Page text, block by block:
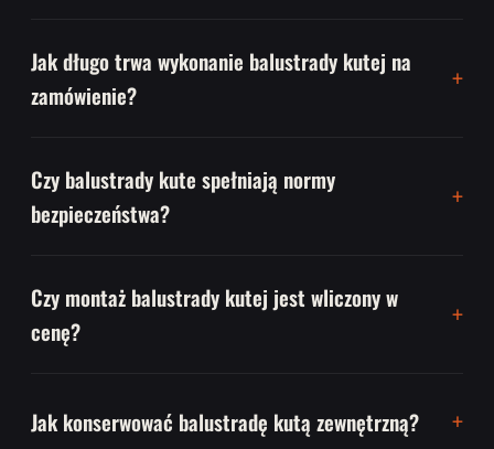
Jak długo trwa wykonanie balustrady kutej na
zamówienie?
Czy balustrady kute spełniają normy
bezpieczeństwa?
Czy montaż balustrady kutej jest wliczony w
cenę?
Jak konserwować balustradę kutą zewnętrzną?